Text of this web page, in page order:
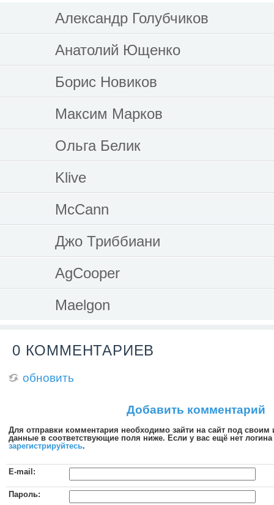
Александр Голубчиков
Анатолий Ющенко
Борис Новиков
Максим Марков
Ольга Белик
Klive
McCann
Джо Триббиани
AgCooper
Maelgon
0 КОММЕНТАРИЕВ
обновить
Добавить комментарий
Для отправки комментария необходимо зайти на сайт под
данные в соответствующие поля ниже. Если у вас ещё нет
зарегистрируйтесь.
E-mail:
Пароль: